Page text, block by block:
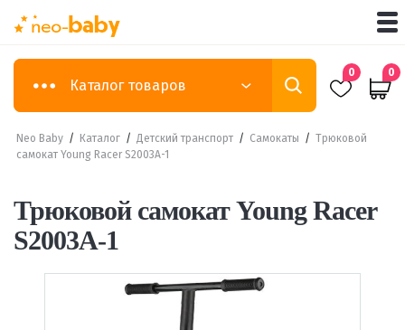
Каталог товаров
0 0
Neo Baby / Каталог / Детский транспорт / Самокаты / Трюковой
самокат Young Racer S2003A-1
Трюковой самокат Young Racer
S2003A-1